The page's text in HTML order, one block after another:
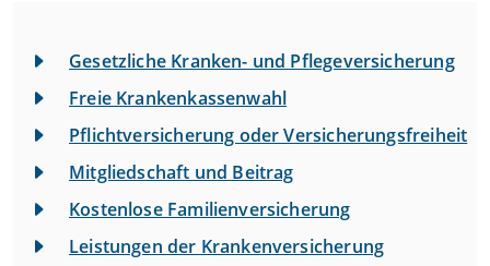
Gesetzliche Kranken- und Pflegeversicherung
Freie Krankenkassenwahl
Pflichtversicherung oder Versicherungsfreiheit
Mitgliedschaft und Beitrag
Kostenlose Familienversicherung
Leistungen der Krankenversicherung